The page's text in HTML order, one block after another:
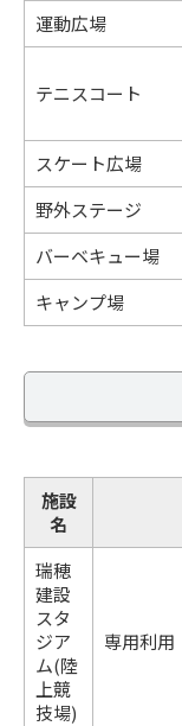
運動広場
テニスコート
スケート広場
野外ステージ
バーベキュー場
キャンプ場
施設
名
瑞穂
建設
スタ
ジア
ム(陸
上競
技場)
専用利用